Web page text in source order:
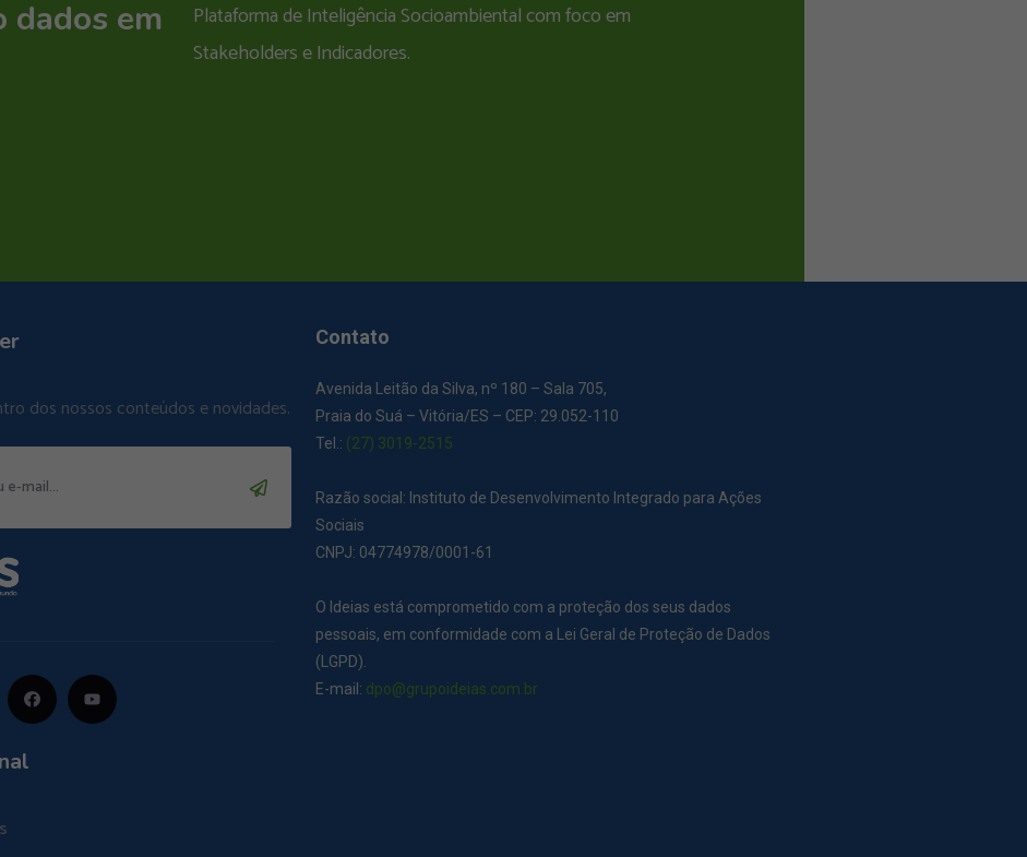
dados em
Plataforma de Inteligência Socioambiental com foco em
Stakeholders e Indicadores.
dos nossos conteúdos e novidades.
Contato
Avenida Leitão da Silva, nº 180 – Sala 705,
Praia do Suá – Vitória/ES – CEP: 29.052-110
Tel.: (27) 3019-2515
Razão social: Instituto de Desenvolvimento Integrado para Ações
Sociais
CNPJ: 04774978/0001-61
O Ideias está comprometido com a proteção dos seus dados
pessoais, em conformidade com a Lei Geral de Proteção de Dados
(LGPD).
E-mail: dpo@grupoideias.com.br